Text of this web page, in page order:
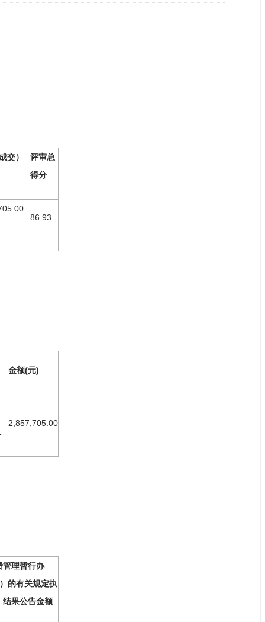
交）
评审总
得分
86.93
金额(元)
2,857,705.00
管理暂行办
的有关规定执
结果公告金额